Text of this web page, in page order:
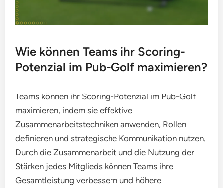
Wie können Teams ihr Scoring-
Potenzial im Pub-Golf maximieren?
Teams können ihr Scoring-Potenzial im Pub-Golf
maximieren, indem sie effektive
Zusammenarbeitstechniken anwenden, Rollen
definieren und strategische Kommunikation nutzen.
Durch die Zusammenarbeit und die Nutzung der
Stärken jedes Mitglieds können Teams ihre
Gesamtleistung verbessern und höhere